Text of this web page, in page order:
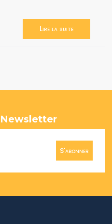
Lire la suite
S'abonner